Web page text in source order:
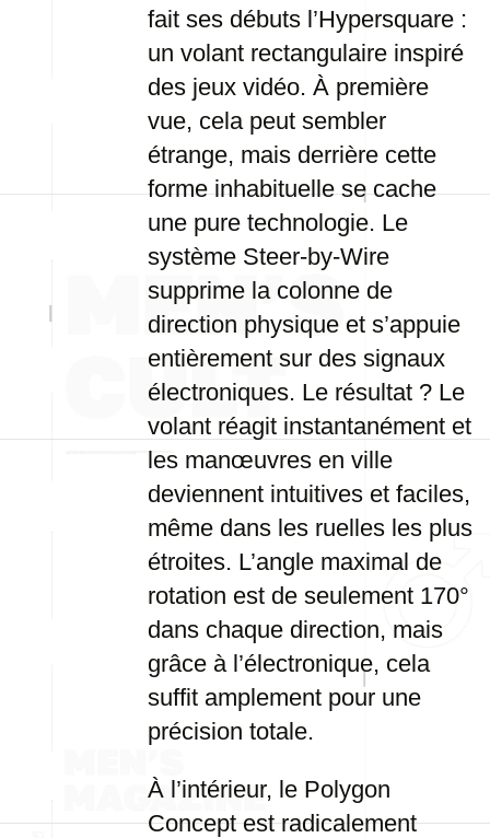
fait ses débuts l’Hypersquare :
un volant rectangulaire inspiré
des jeux vidéo. À première
vue, cela peut sembler
étrange, mais derrière cette
forme inhabituelle se cache
une pure technologie. Le
système Steer-by-Wire
supprime la colonne de
direction physique et s’appuie
entièrement sur des signaux
électroniques. Le résultat ? Le
volant réagit instantanément et
les manœuvres en ville
deviennent intuitives et faciles,
même dans les ruelles les plus
étroites. L’angle maximal de
rotation est de seulement 170°
dans chaque direction, mais
grâce à l’électronique, cela
suffit amplement pour une
précision totale.
À l’intérieur, le Polygon
Concept est radicalement